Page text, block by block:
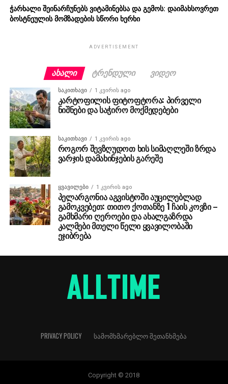
ჭარხალი შეინარჩუნებს ვიტამინებსა და გემოს: დაიმახსოვრეთ
ბოსტნეულის მომზადების სწორი ხერხი
ADVERTISEMENT
ᲐᲮᲐᲚᲘ ᲢᲠᲔᲜᲓᲣᲚᲘ ᲕᲘᲓᲔᲝ
ᲡᲐᲙᲘᲗᲮᲐᲕᲘ 1 კვირის ago
კარტოფილის ფიტოფტორა: პირველი
ნიშნები და საჭირო მოქმედებები
ᲡᲐᲙᲘᲗᲮᲐᲕᲘ 1 კვირის ago
როგორ შევზღუდოთ ხის სიმაღლეში ზრდა
ვარჯის დამახინჯების გარეშე
ᲧᲕᲐᲕᲘᲚᲔᲑᲘ 1 კვირის ago
პელარგონია აგვისტოში აუცილებლად
გამოკვებეთ: თითო ქოთანზე 1 ჩაის კოვზი –
გამხმარი ღეროები და ახალგაზრდა
კალმები მთელი წელი ყვავილობაში
ეჯიბრება
PRIVACY POLICY ᲡᲐᲛᲝᲛᲮᲛᲐᲠᲔᲑᲚᲝ ᲨᲔᲗᲐᲜᲮᲛᲔᲑᲐ
Copyright © 2018